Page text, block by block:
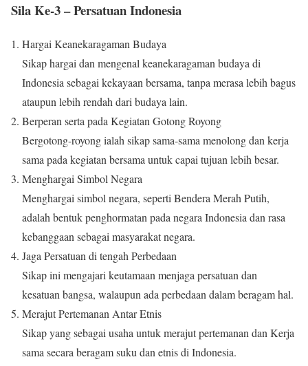
Sila Ke-3 – Persatuan Indonesia
Hargai Keanekaragaman Budaya
Sikap hargai dan mengenal keanekaragaman budaya di
Indonesia sebagai kekayaan bersama, tanpa merasa lebih bagus
ataupun lebih rendah dari budaya lain.
Berperan serta pada Kegiatan Gotong Royong
Bergotong-royong ialah sikap sama-sama menolong dan kerja
sama pada kegiatan bersama untuk capai tujuan lebih besar.
Menghargai Simbol Negara
Menghargai simbol negara, seperti Bendera Merah Putih,
adalah bentuk penghormatan pada negara Indonesia dan rasa
kebanggaan sebagai masyarakat negara.
Jaga Persatuan di tengah Perbedaan
Sikap ini mengajari keutamaan menjaga persatuan dan
kesatuan bangsa, walaupun ada perbedaan dalam beragam hal.
Merajut Pertemanan Antar Etnis
Sikap yang sebagai usaha untuk merajut pertemanan dan Kerja
sama secara beragam suku dan etnis di Indonesia.